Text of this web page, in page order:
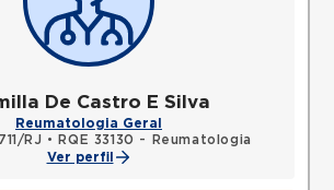
De Castro E Silva
Reumatologia Geral
RJ •
RQE 33130 - Reumatologia
Ver perfil